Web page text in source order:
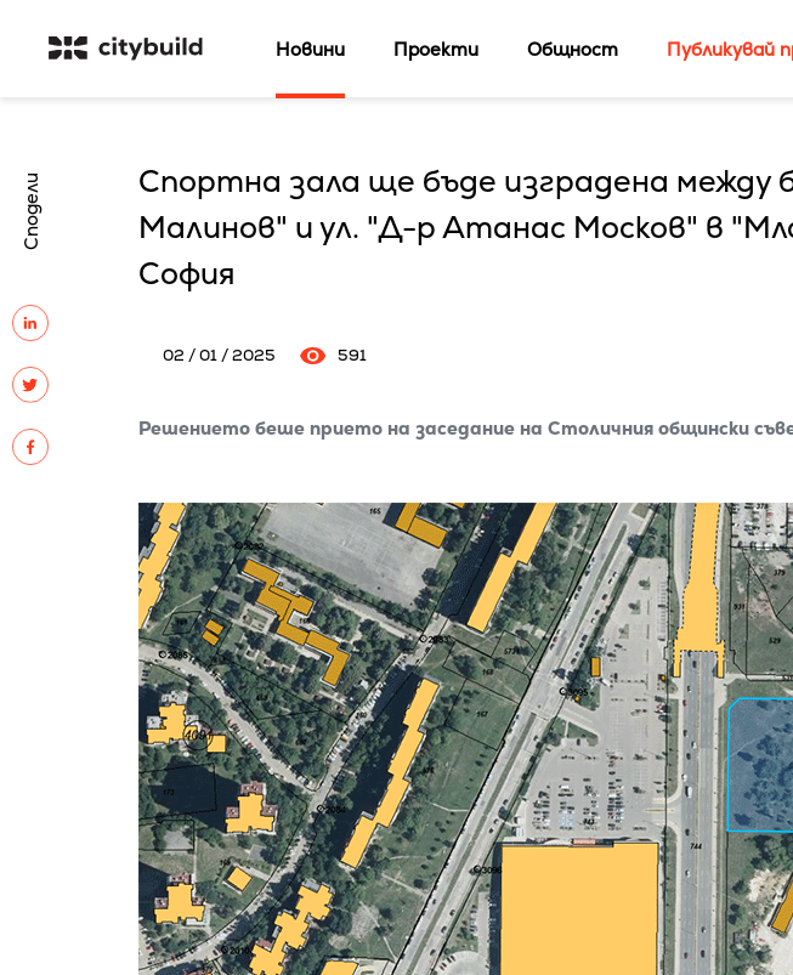
Новини Проекти Общност Публикувай
Сподели
Спортна зала ще бъде изградена между
Малинов" и ул. "Д-р Атанас Москов" в
София
02 / 01 / 2025 591
Решението беше прието на заседание на Столичния общински